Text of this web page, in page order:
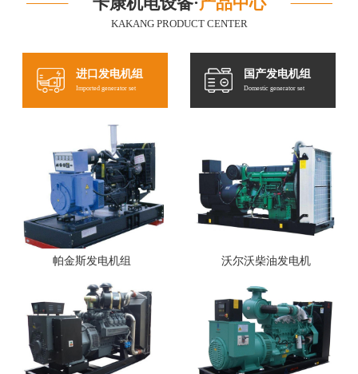
KAKANG PRODUCT CENTER
进口发电机组
Imported generator set
国产发电机组
Domestic generator set
帕金斯发电机组 沃尔沃柴油发电机